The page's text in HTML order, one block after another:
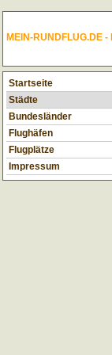
MEIN-RUNDFLUG.DE
Startseite
Städte
Bundesländer
Flughäfen
Flugplätze
Impressum